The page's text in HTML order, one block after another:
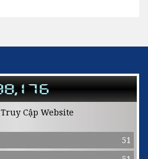
Cập Website
51